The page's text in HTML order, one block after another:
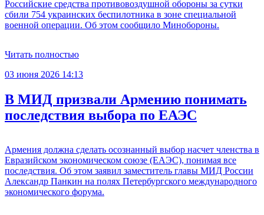
Российские средства противовоздушной обороны за сутки
сбили 754 украинских беспилотника в зоне специальной
военной операции. Об этом сообщило Минобороны.
Читать полностью
03 июня 2026 14:13
В МИД призвали Армению понимать
последствия выбора по ЕАЭС
Армения должна сделать осознанный выбор насчет членства в
Евразийском экономическом союзе (ЕАЭС), понимая все
последствия. Об этом заявил заместитель главы МИД России
Александр Панкин на полях Петербургского международного
экономического форума.